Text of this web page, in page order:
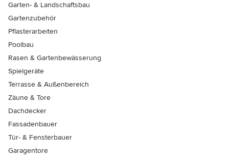
Garten- & Landschaftsbau
Gartenzubehör
Pflasterarbeiten
Poolbau
Rasen & Gartenbewässerung
Spielgeräte
Terrasse & Außenbereich
Zäune & Tore
Dachdecker
Fassadenbauer
Tür- & Fensterbauer
Garagentore